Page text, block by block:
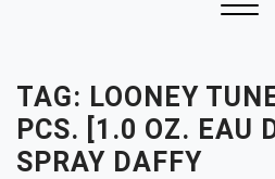
TAG: LOONEY
PCS. [1.0 OZ. EAU
SPRAY DAFFY